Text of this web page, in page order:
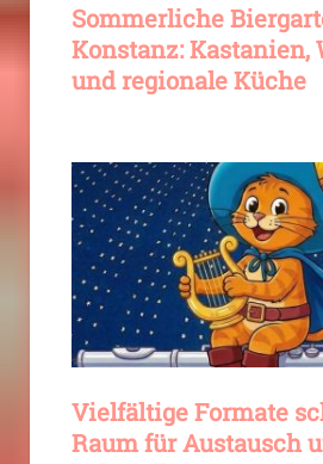
Sommerliche
Konstanz: Kastanien,
und regionale Küche
Vielfältige Formate
Raum für Austausch